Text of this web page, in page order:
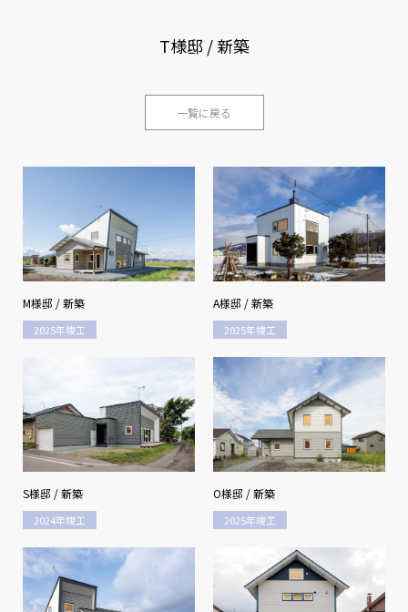
T様邸 / 新築
一覧に戻る
M様邸 / 新築
2025年竣工
A様邸 / 新築
2025年竣工
S様邸 / 新築
2024年竣工
O様邸 / 新築
2025年竣工